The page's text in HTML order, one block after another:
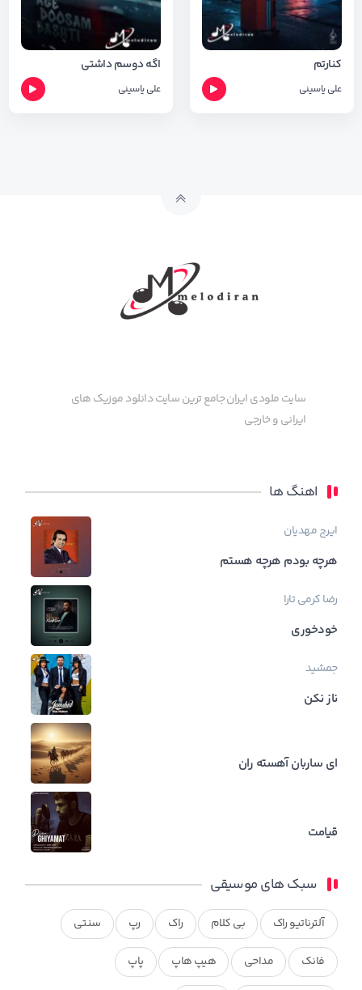
کنارتم
علی یاسینی
اگه دوسم داشتی
علی یاسینی
سایت ملودی ایران جامع ترین سایت دانلود موزیک های
ایرانی و خارجی
اهنگ ها
ایرج مهدیان
هرچه بودم هرچه هستم
رضا کرمی تارا
خودخوری
جمشید
ناز نکن
ای ساربان آهسته ران
قیامت
سبک های موسیقی
آلترناتیو راک بی کلام راک رپ سنتی
فانک مداحی هیپ هاپ پاپ